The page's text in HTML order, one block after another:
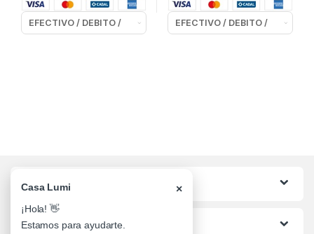
Categorias
Lo mas buscado
Casa Lumi ×
¡Hola! 👋
Estamos para ayudarte.